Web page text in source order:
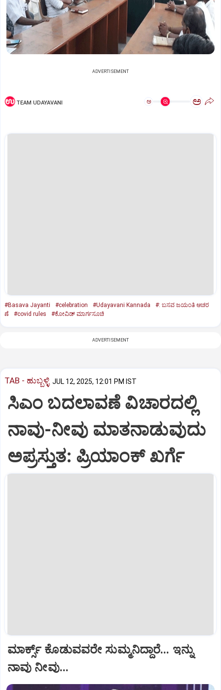
ADVERTISEMENT
TEAM UDAYAVANI ಅ ಅ
#Basava Jayanti #celebration #Udayavani Kannada
#: ಬಸವ ಜಯಂತಿ ಆಚರ
ಣೆ
#covid rules #ಕೋವಿಡ್ ಮಾರ್ಗಸೂಚಿ
ADVERTISEMENT
TAB - ಹುಬ್ಬಳ್ಳಿ JUL 12, 2025, 12:01 PM IST
ಸಿಎಂ ಬದಲಾವಣೆ ವಿಚಾರದಲ್ಲಿ
ನಾವು-ನೀವು ಮಾತನಾಡುವುದು
ಅಪ್ರಸ್ತುತ: ಪ್ರಿಯಾಂಕ್ ಖರ್ಗೆ
ಮಾರ್ಕ್ಸ್ ಕೊಡುವವರೇ ಸುಮ್ಮನಿದ್ದಾರೆ... ಇನ್ನು
ನಾವು ನೀವು...